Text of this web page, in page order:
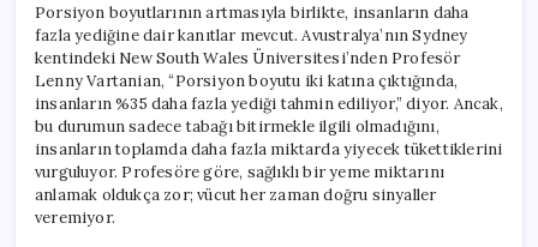
Porsiyon boyutlarının artmasıyla birlikte, insanların daha
fazla yediğine dair kanıtlar mevcut. Avustralya’nın Sydney
kentindeki New South Wales Üniversitesi’nden Profesör
Lenny Vartanian, “Porsiyon boyutu iki katına çıktığında,
insanların %35 daha fazla yediği tahmin ediliyor,” diyor. Ancak,
bu durumun sadece tabağı bitirmekle ilgili olmadığını,
insanların toplamda daha fazla miktarda yiyecek tükettiklerini
vurguluyor. Profesöre göre, sağlıklı bir yeme miktarını
anlamak oldukça zor; vücut her zaman doğru sinyaller
veremiyor.